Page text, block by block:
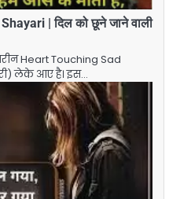
| दिल को छूने जाने वाली
Heart Touching Sad
लेके आए है। इस…